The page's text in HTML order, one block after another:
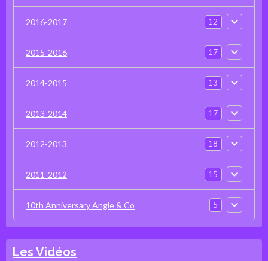
2016-2017 12
2015-2016 17
2014-2015 13
2013-2014 17
2012-2013 18
2011-2012 15
10th Anniversary Angie & Co 5
Les Vidéos